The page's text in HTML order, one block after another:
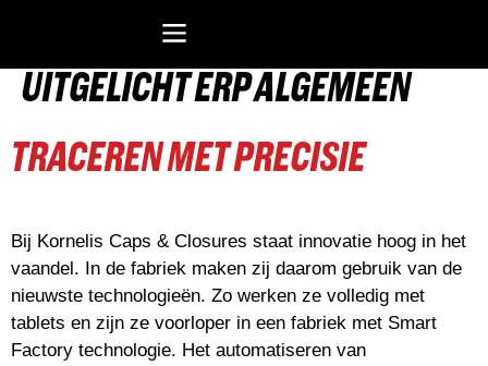
CASES CATEGORIEËN:
UITGELICHT ERP ALGEMEEN
TRACEREN MET PRECISIE
Bij Kornelis Caps & Closures staat innovatie hoog in het
vaandel. In de fabriek maken zij daarom gebruik van de
nieuwste technologieën. Zo werken ze volledig met
tablets en zijn ze voorloper in een fabriek met Smart
Factory technologie. Het automatiseren van